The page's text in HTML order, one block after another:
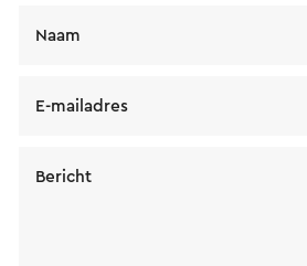
Naam
E-mailadres
Bericht